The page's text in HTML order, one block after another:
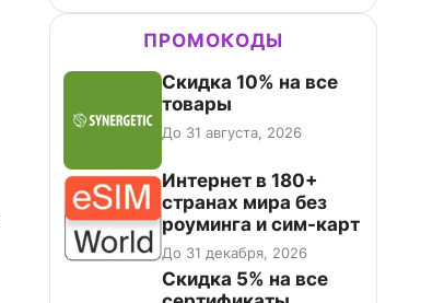
ПРОМОКОДЫ
Скидка 10% на все
товары
До 31 августа, 2026
Интернет в 180+
странах мира без
роуминга и сим-карт
До 31 декабря, 2026
Скидка 5% на все